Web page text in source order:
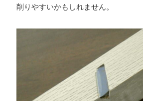
削りやすいかもしれません。